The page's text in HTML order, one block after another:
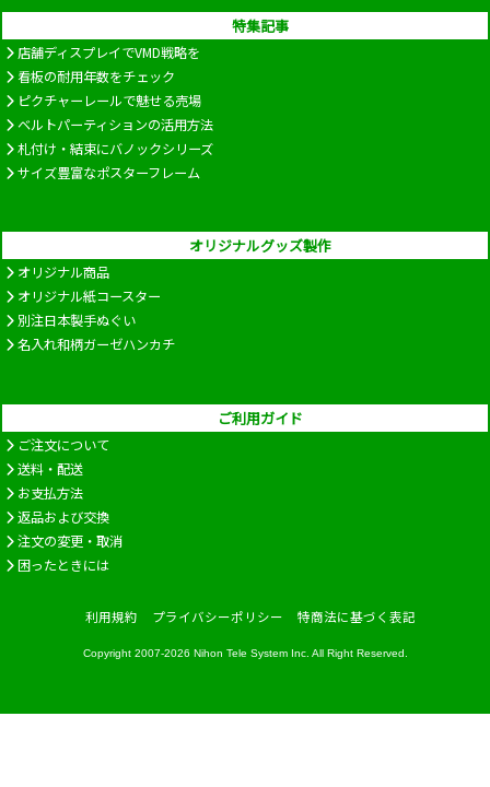
特集記事
店舗ディスプレイでVMD戦略を
看板の耐用年数をチェック
ピクチャーレールで魅せる売場
ベルトパーティションの活用方法
札付け・結束にバノックシリーズ
サイズ豊富なポスターフレーム
オリジナルグッズ製作
オリジナル商品
オリジナル紙コースター
別注日本製手ぬぐい
名入れ和柄ガーゼハンカチ
ご利用ガイド
ご注文について
送料・配送
お支払方法
返品および交換
注文の変更・取消
困ったときには
利用規約 プライバシーポリシー 特商法に基づく表記
Copyright 2007-2026 Nihon Tele System Inc. All Right Reserved.